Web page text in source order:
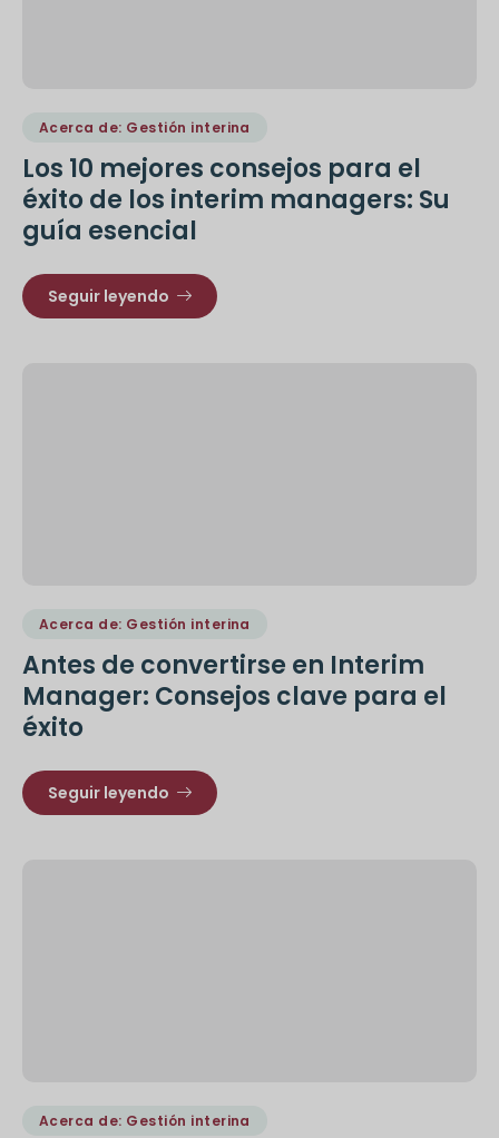
Acerca de: Gestión interina
Los 10 mejores consejos para el
éxito de los interim managers: Su
guía esencial
Seguir leyendo
Acerca de: Gestión interina
Antes de convertirse en Interim
Manager: Consejos clave para el
éxito
Seguir leyendo
Acerca de: Gestión interina